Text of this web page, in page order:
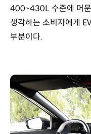
400~430L 수준에 머
생각하는 소비자에게
부분이다.